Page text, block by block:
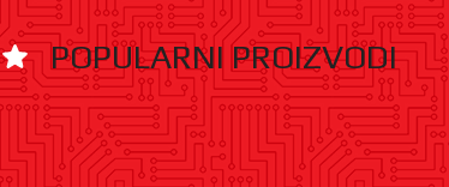
POPULARNI PROIZVODI